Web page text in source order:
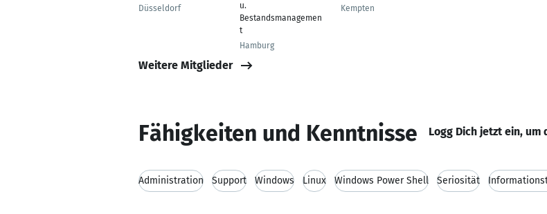
Düsseldorf
u.
Bestandsmanagemen
t
Hamburg
Kempten
Weitere Mitglieder
Fähigkeiten und Kenntnisse Logg Dich jetzt ein, um
Administration Support Windows Linux Windows Power Shell Seriosität